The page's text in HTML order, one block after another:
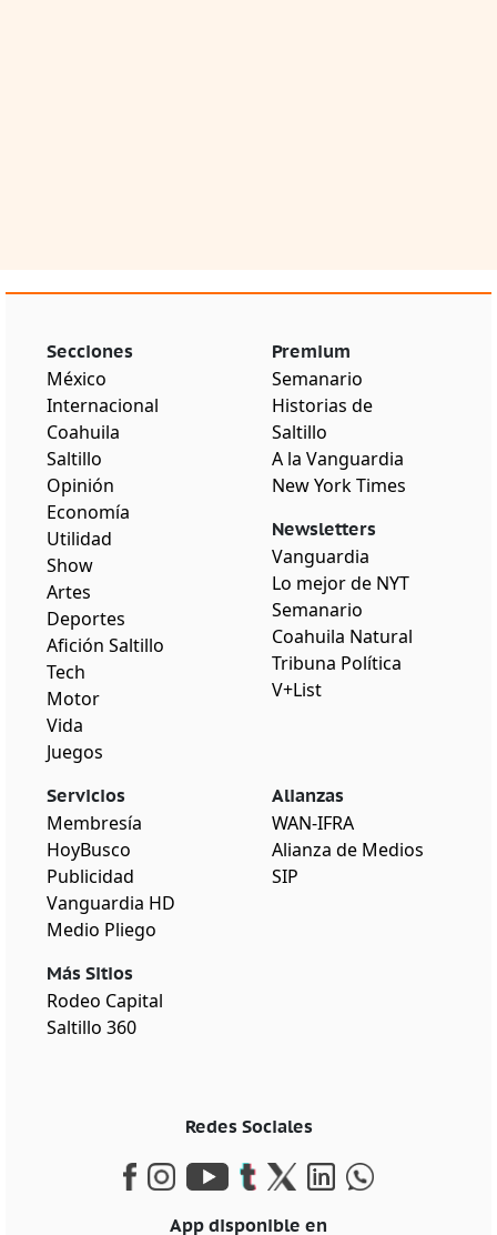
Secciones
México
Internacional
Coahuila
Saltillo
Opinión
Economía
Utilidad
Show
Artes
Deportes
Afición Saltillo
Tech
Motor
Vida
Juegos
Premium
Semanario
Historias de
Saltillo
A la Vanguardia
New York Times
Newsletters
Vanguardia
Lo mejor de NYT
Semanario
Coahuila Natural
Tribuna Política
V+List
Servicios
Membresía
HoyBusco
Publicidad
Vanguardia HD
Medio Pliego
Más Sitios
Rodeo Capital
Saltillo 360
Alianzas
WAN-IFRA
Alianza de Medios
SIP
Redes Sociales
App disponible en